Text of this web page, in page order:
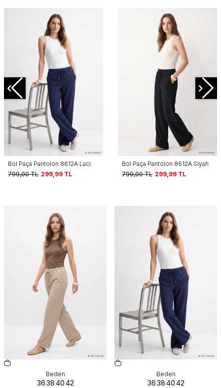
Bol Paça Pantolon 8612A Laci
799,00TL 299,99 TL
Bol Paça Pantolon 8612A Siyah
799,00TL 299,99 TL
Beden
36384042
Beden
36384042